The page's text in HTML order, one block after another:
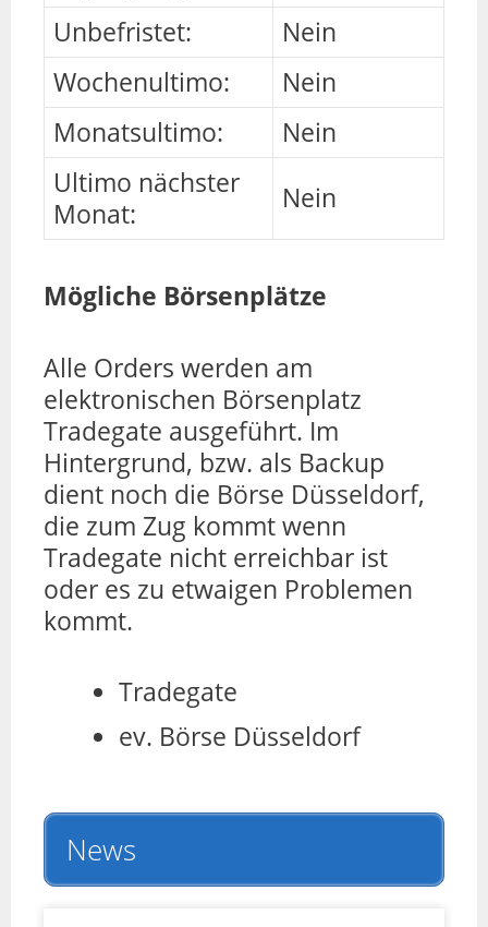
Unbefristet:
Nein
Wochenultimo:
Nein
Monatsultimo:
Nein
Ultimo nächster
Monat:
Nein
Mögliche Börsenplätze
Alle Orders werden am
elektronischen Börsenplatz
Tradegate ausgeführt. Im
Hintergrund, bzw. als Backup
dient noch die Börse Düsseldorf,
die zum Zug kommt wenn
Tradegate nicht erreichbar ist
oder es zu etwaigen Problemen
kommt.
Tradegate
ev. Börse Düsseldorf
News